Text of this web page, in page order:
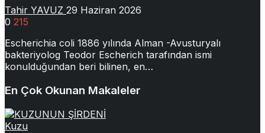
Tahir YAVUZ 29 Haziran 2026
0 215
Escherichia coli 1886 yılında Alman -Avusturyalı
bakteriyolog Teodor Escherich tarafından ismi
konulduğundan beri bilinen, en…
En Çok Okunan Makaleler
Kuzu